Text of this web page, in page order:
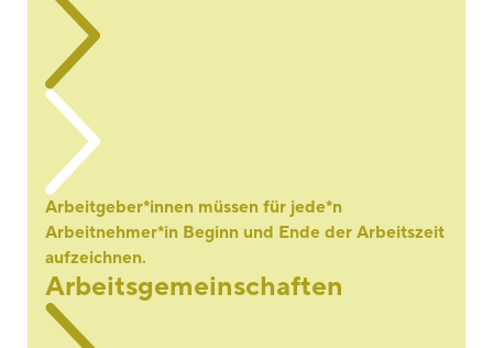
Arbeitgeber*innen müssen für jede*n
Arbeitnehmer*in Beginn und Ende der Arbeitszeit
aufzeichnen.
Arbeitsgemeinschaften